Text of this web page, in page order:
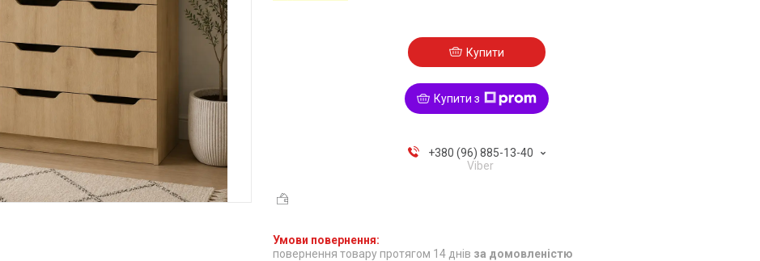
Купити
Купити з
+380 (96) 885-13-40
Viber
повернення товару протягом 14 днів за домовленістю